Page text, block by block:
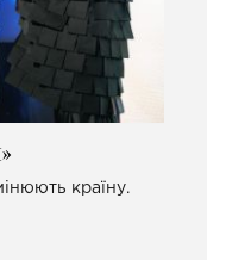
країну.